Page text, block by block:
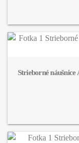
Strieborné